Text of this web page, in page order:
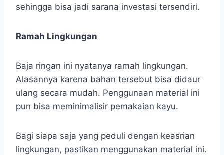
sehingga bisa jadi sarana investasi tersendiri.
Ramah Lingkungan
Baja ringan ini nyatanya ramah lingkungan.
Alasannya karena bahan tersebut bisa didaur
ulang secara mudah. Penggunaan material ini
pun bisa meminimalisir pemakaian kayu.
Bagi siapa saja yang peduli dengan keasrian
lingkungan, pastikan menggunakan material ini.